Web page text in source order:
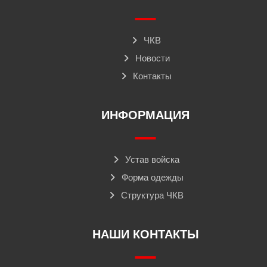
ЧКВ
Новости
Контакты
ИНФОРМАЦИЯ
Устав войска
Форма одежды
Структура ЧКВ
НАШИ КОНТАКТЫ